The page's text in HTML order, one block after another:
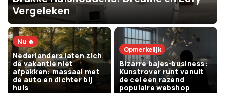
Vergeleken
Nu 🔥
Nederlanders laten zich
de vakantie niet
afpakken: massaal met
de auto en dichter bij
huis
Opmerkelijk
Bizarre bajes-business:
Kunstrover runt vanuit
de cel een razend
populaire webshop